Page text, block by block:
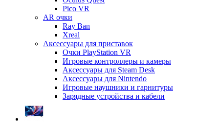
Pico VR
AR очки
Ray Ban
Xreal
Аксессуары для приставок
Очки PlayStation VR
Игровые контроллеры и камеры
Аксессуары для Steam Desk
Аксессуары для Nintendo
Игровые наушники и гарнитуры
Зарядные устройства и кабели